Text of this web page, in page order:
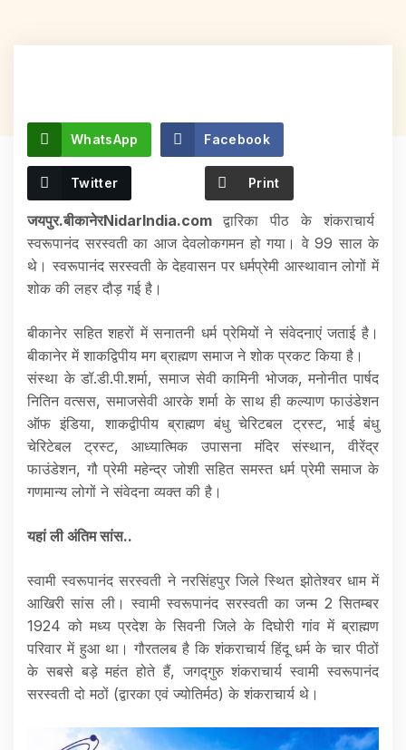
WhatsApp Facebook
Twitter Print
जयपुर.बीकानेरNidarIndia.com द्वारिका पीठ के शंकराचार्य
स्वरूपानंद सरस्वती का आज देवलोकगमन हो गया। वे 99 साल के
थे। स्वरूपानंद सरस्वती के देहवासन पर धर्मप्रेमी आस्थावान लोगों में
शोक की लहर दौड़ गई है।
बीकानेर सहित शहरों में सनातनी धर्म प्रेमियों ने संवेदनाएं जताई है।
बीकानेर में शाकद्विपीय मग ब्राह्मण समाज ने शोक प्रकट किया है।
संस्था के डॉ.डी.पी.शर्मा, समाज सेवी कामिनी भोजक, मनोनीत पार्षद
नितिन वत्सस, समाजसेवी आरके शर्मा के साथ ही कल्याण फाउंडेशन
ऑफ इंडिया, शाकद्वीपीय ब्राह्मण बंधु चेरिटबल ट्रस्ट, भाई बंधु
चेरिटेबल ट्रस्ट, आध्यात्मिक उपासना मंदिर संस्थान, वीरेंद्र
फाउंडेशन, गौ प्रेमी महेन्द्र जोशी सहित समस्त धर्म प्रेमी समाज के
गणमान्य लोगों ने संवेदना व्यक्त की है।
यहां ली अंतिम सांस..
स्वामी स्वरूपानंद सरस्वती ने नरसिंहपुर जिले स्थित झोतेश्वर धाम में
आखिरी सांस ली। स्वामी स्वरूपानंद सरस्वती का जन्म 2 सितम्बर
1924 को मध्य प्रदेश के सिवनी जिले के दिघोरी गांव में ब्राह्मण
परिवार में हुआ था। गौरतलब है कि शंकराचार्य हिंदू धर्म के चार पीठों
के सबसे बड़े महंत होते हैं, जगद्गुरु शंकराचार्य स्वामी स्वरूपानंद
सरस्वती दो मठों (द्वारका एवं ज्योतिर्मठ) के शंकराचार्य थे।